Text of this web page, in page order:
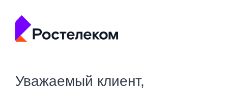
Уважаемый клиент,